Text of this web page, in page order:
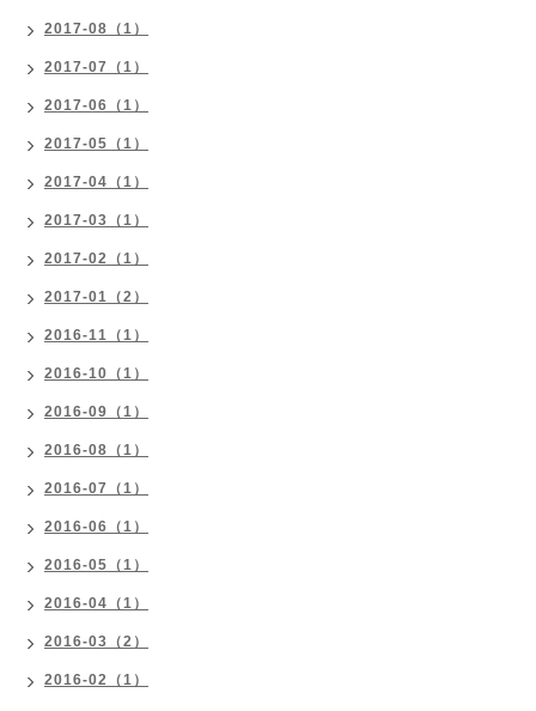
2017-08（1）
2017-07（1）
2017-06（1）
2017-05（1）
2017-04（1）
2017-03（1）
2017-02（1）
2017-01（2）
2016-11（1）
2016-10（1）
2016-09（1）
2016-08（1）
2016-07（1）
2016-06（1）
2016-05（1）
2016-04（1）
2016-03（2）
2016-02（1）